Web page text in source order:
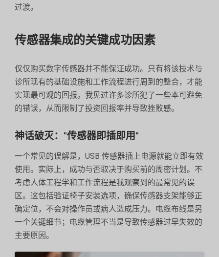
过渡。
传感器集成的关键成功因素
仅仅购买数字传感器并不能保证成功。只有将该技术与
诊所现有的基础设施和工作流程进行周到的整合，才能
实现最可观的回报。我见过许多诊所犯了一些本可避免
的错误，从而限制了投资回报率并导致挫败感。
神话破灭："传感器即插即用"
一个常见的误解是，USB 传感器插上电源就能立即有效
使用。实际上，成功与否取决于购买前的周密计划。不
考虑人体工程学和工作流程是我观察到的最常见的误
区。这包括验证椅子安装选项，确保传感器支架能够正
确定位，不会对操作员或病人造成压力。电缆布线是另
一个关键细节；电缆管理不当是导致传感器过早失效的
主要原因。